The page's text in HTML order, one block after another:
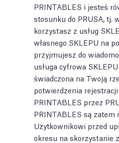
PRINTABLES i jesteś
stosunku do PRUSA, tj.
korzystasz z usług
własnego SKLEPU na
przyjmujesz do
usługa cyfrowa
świadczona na Twoją
potwierdzenia
PRINTABLES przez
PRINTABLES są zatem
Użytkownikowi przed
okresu na skorzystanie